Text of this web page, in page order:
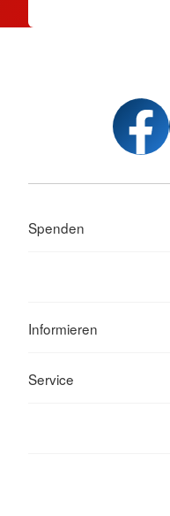
Spenden
Informieren
Service